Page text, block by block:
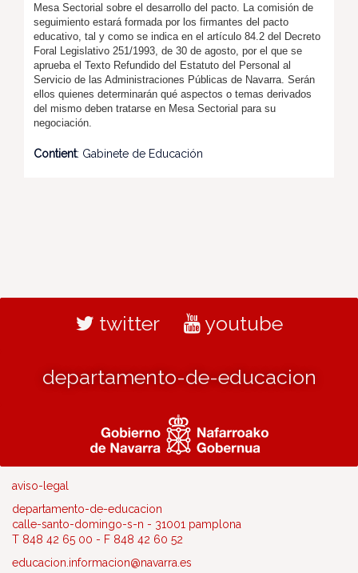
Mesa Sectorial sobre el desarrollo del pacto. La comisión de
seguimiento estará formada por los firmantes del pacto
educativo, tal y como se indica en el artículo 84.2 del Decreto
Foral Legislativo 251/1993, de 30 de agosto, por el que se
aprueba el Texto Refundido del Estatuto del Personal al
Servicio de las Administraciones Públicas de Navarra. Serán
ellos quienes determinarán qué aspectos o temas derivados
del mismo deben tratarse en Mesa Sectorial para su
negociación.
Contient: Gabinete de Educación
twitter youtube
departamento-de-educacion
aviso-legal
departamento-de-educacion
calle-santo-domingo-s-n - 31001 pamplona
T 848 42 65 00 - F 848 42 60 52
educacion.informacion@navarra.es